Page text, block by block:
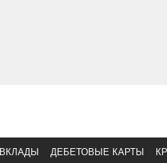
ВКЛАДЫ ДЕБЕТОВЫЕ КАРТЫ